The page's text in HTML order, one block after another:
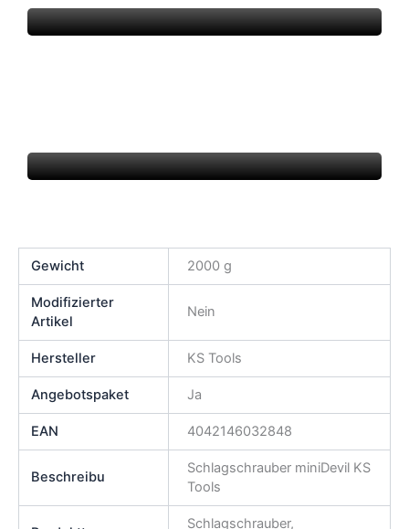
Gewicht 2000 g
Modifizierter
Artikel
Nein
Hersteller KS Tools
Angebotspaket Ja
EAN 4042146032848
Beschreibu
Schlagschrauber miniDevil KS
Tools
Schlagschrauber,